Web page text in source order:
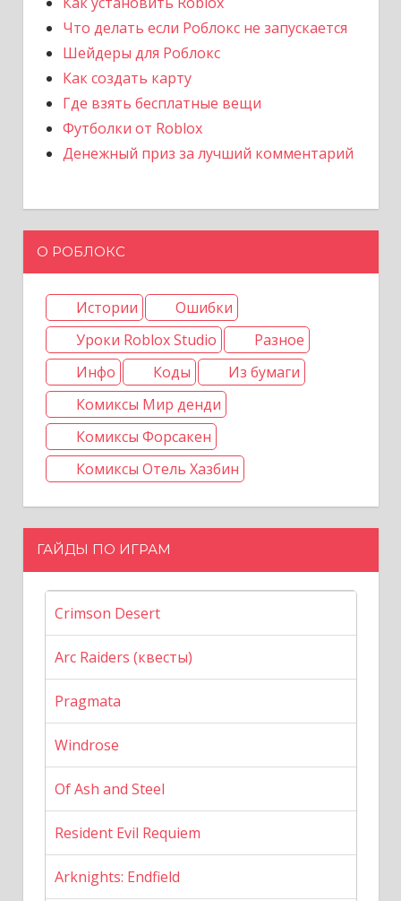
Что делать если Роблокс не запускается
Шейдеры для Роблокс
Как создать карту
Где взять бесплатные вещи
Футболки от Roblox
Денежный приз за лучший комментарий
О РОБЛОКС
Истории
Ошибки
Уроки Roblox Studio
Разное
Инфо
Коды
Из бумаги
Комиксы Мир денди
Комиксы Форсакен
Комиксы Отель Хазбин
ГАЙДЫ ПО ИГРАМ
Crimson Desert
Arc Raiders (квесты)
Pragmata
Windrose
Of Ash and Steel
Resident Evil Requiem
Arknights: Endfield